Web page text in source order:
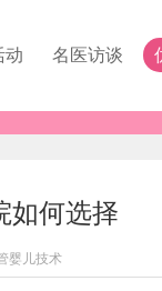
动 名医访谈
如何选择
婴儿技术